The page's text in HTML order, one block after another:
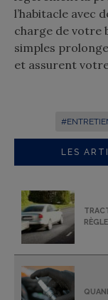
l’habitacle avec
charge de votre
simples
et assurent
LES